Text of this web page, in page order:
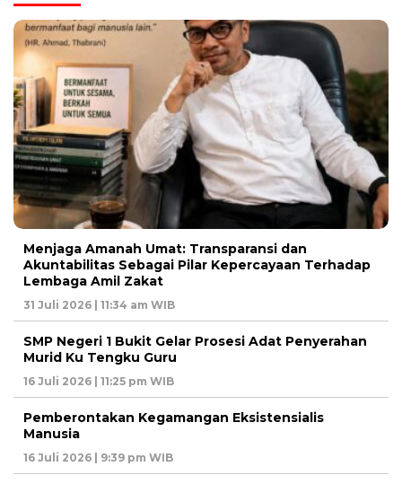
Menjaga Amanah Umat: Transparansi dan
Akuntabilitas Sebagai Pilar Kepercayaan Terhadap
Lembaga Amil Zakat
31 Juli 2026 | 11:34 am WIB
SMP Negeri 1 Bukit Gelar Prosesi Adat Penyerahan
Murid Ku Tengku Guru
16 Juli 2026 | 11:25 pm WIB
Pemberontakan Kegamangan Eksistensialis
Manusia
16 Juli 2026 | 9:39 pm WIB